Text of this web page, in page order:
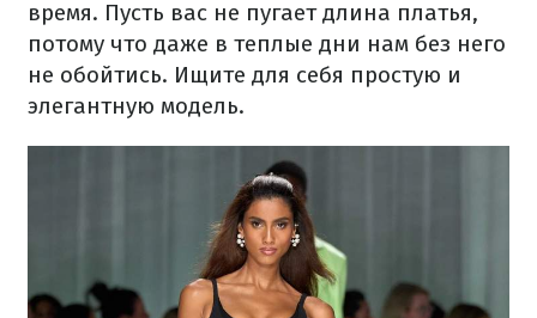
время. Пусть вас не пугает длина платья,
потому что даже в теплые дни нам без него
не обойтись. Ищите для себя простую и
элегантную модель.